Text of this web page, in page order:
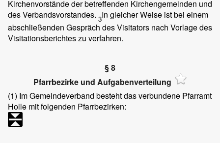
Kirchenvorstände der betreffenden Kirchengemeinden und
des Verbandsvorstandes. 3In gleicher Weise ist bei einem
abschließenden Gespräch des Visitators nach Vorlage des
Visitationsberichtes zu verfahren.
§ 8
Pfarrbezirke und Aufgabenverteilung
(1) Im Gemeindeverband besteht das verbundene Pfarramt
Holle mit folgenden Pfarrbezirken: